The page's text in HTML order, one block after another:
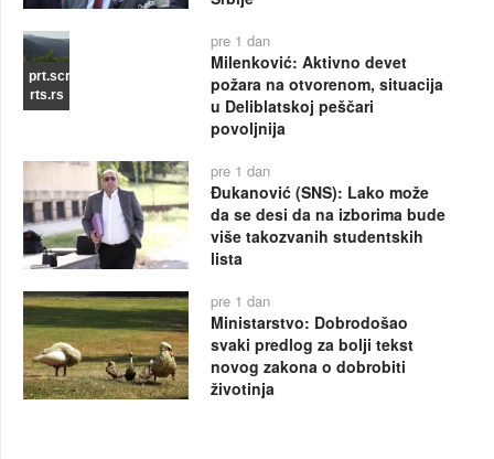
prt.scr
rts.rs
pre 1 dan
Milenković: Aktivno devet
požara na otvorenom, situacija
u Deliblatskoj peščari
povoljnija
pre 1 dan
Đukanović (SNS): Lako može
da se desi da na izborima bude
više takozvanih studentskih
lista
pre 1 dan
Ministarstvo: Dobrodošao
svaki predlog za bolji tekst
novog zakona o dobrobiti
životinja